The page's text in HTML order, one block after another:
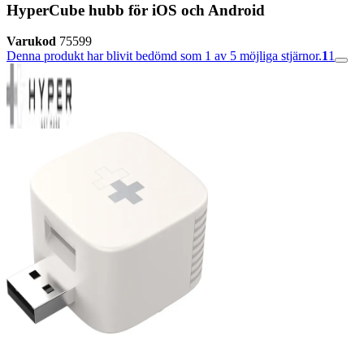
HyperCube hubb för iOS och Android
Varukod 75599
Denna produkt har blivit bedömd som 1 av 5 möjliga stjärnor.11